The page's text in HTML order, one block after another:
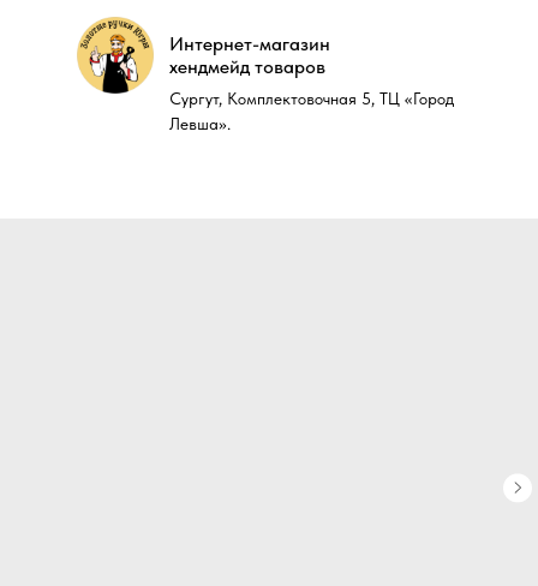
Интернет-магазин
хендмейд товаров
Сургут, Комплектовочная 5, ТЦ «Город
Левша».
Интернет-магазин
хендмейд товаров
Сургут, Комплектовочная 5, ТЦ «Город
Левша».